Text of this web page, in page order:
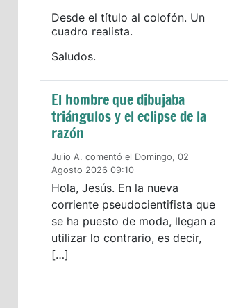
Desde el título al colofón. Un
cuadro realista.
Saludos.
El hombre que dibujaba
triángulos y el eclipse de la
razón
Julio A. comentó el Domingo, 02
Agosto 2026 09:10
Hola, Jesús. En la nueva
corriente pseudocientifista que
se ha puesto de moda, llegan a
utilizar lo contrario, es decir,
[…]